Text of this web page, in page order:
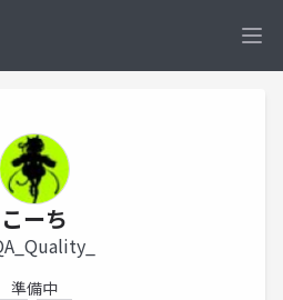
こーち
準備中